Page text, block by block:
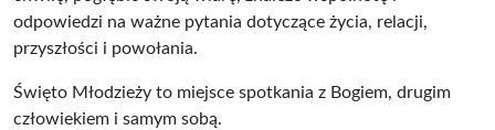
odpowiedzi na ważne pytania dotyczące życia, relacji,
przyszłości i powołania.
Święto Młodzieży to miejsce spotkania z Bogiem, drugim
człowiekiem i samym sobą.